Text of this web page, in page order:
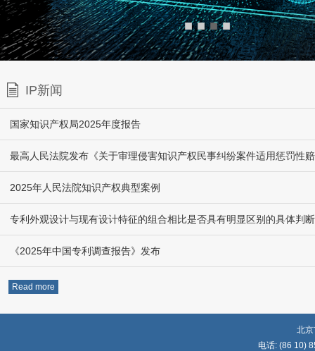
■ ■ ■ ■
IP新闻
国家知识产权局2025年度报告
2025年人民法院知识产权典型案例
专利外观设计与现有设计特征的组合相比是否具有明显区别的具体判断
《2025年中国专利调查报告》发布
Read more
北
电话: (86 10)